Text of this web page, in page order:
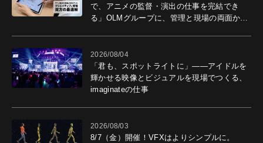
で、アニメの監督・演出の仕事を完結でき
る」OLMグループに、管理と現場の両面から
2026/08/04
「君も、スポットライトに」――アイドルを
輝かせる映像とビジュアルを現場でつくる、
imaginateの仕事
2026/08/03
8/7（金）開催！VFXはよりシンプルに。